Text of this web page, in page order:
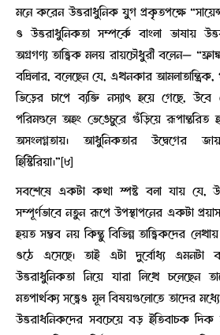
মনে করেন উত্তরাধুনিক যুগ প্রকৃতপক্ষে
ও উত্তরাধুনিকতা সম্পর্কে বাংলা ভাষায়
অগ্রগণ্য তাত্ত্বিক মলয় রায়চৌধুরী বলেন—
বদ্রিলার, বলেছেন যে, এখনকার আমলাতান্ত্রিক,
ভিড়ের চাপে ব্যক্তি নস্যাৎ হয়ে গেছে,
পরিমণ্ডলে অহং ভেঙেচুরে গুঁড়িয়ে রূপান্তরিত
অসংলগ্নতায়। আধুনিকতার উদ্বেগের
হিস্টিরিয়া।”[৮]
সবশেষে একটা কথা স্পষ্ট বলা যায় যে,
সম্পূর্ণভাবে নতুন রূপে উপস্থাপনের একটা
হয়ত সম্ভব নয় কিন্তু বিভিন্ন তাত্ত্বিকদের
ওঠে এসেছে। তাই এটা দুর্বোধ্য এমনটা
উত্তরাধুনিকতা নিয়ে যারা লিখে চলেছেন
মতপার্থক্য সত্ত্বেও মূল বিষয়গুলোতে তাদের
উত্তরাধনিকদের সবচেয়ে বড় ইতিবাচক দিক